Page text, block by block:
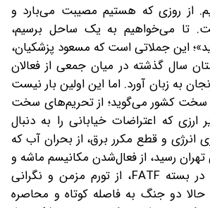
از روزی که هستیم مصیبت می‌بارد و
تا می‌خواهیم به یک ساحل برسیم،
این جملاتی است که مسعود پزشکیان،
سال گذشته در میان جمعی از فعالان
به زبان آورد. اما این اولین بار نیست
سخت کشور می‌گوید؛ از تحریم‌های سخت
ارزی که اعتراضات خیابانی را به دنبال
انرژی و قطع مکرر برق، از بحران آب که
رسید، از فعال‌شدن مکانیسم ماشه و
صدور قطع‌نامه‌ها و در بسته FATF، از تورم مزمن و نگرانی
دو جنگ به فاصله کوتاه و محاصره